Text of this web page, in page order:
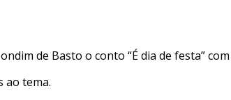
de Basto o conto “É dia de festa”
ao tema.